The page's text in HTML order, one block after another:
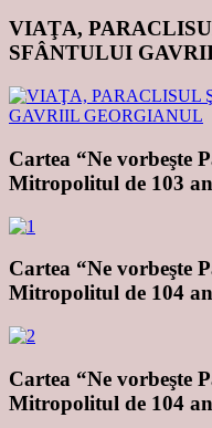
VIAŢA,
SFÂNTULUI
Cartea “Ne vorbeşte
Mitropolitul de 103
Cartea “Ne vorbeşte
Mitropolitul de 104
Cartea “Ne vorbeşte
Mitropolitul de 104